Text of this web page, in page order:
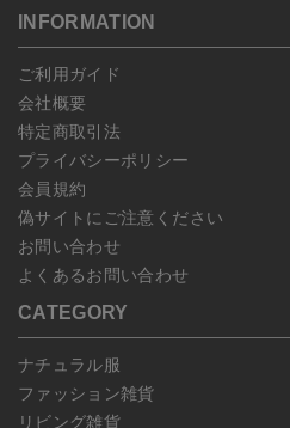
予約商品など一部キャンセルが出来
じめご了承ください。
こちらよりご依頼ください。
INFORMATION
ご利用ガイド
会社概要
特定商取引法
プライバシーポリシー
会員規約
偽サイトにご注意ください
お問い合わせ
よくあるお問い合わせ
CATEGORY
ナチュラル服
ファッション雑貨
リビング雑貨